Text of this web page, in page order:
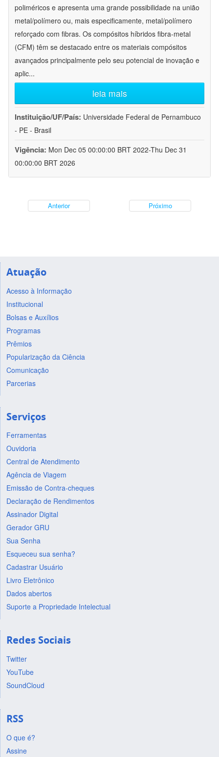
poliméricos e apresenta uma grande possibilidade na união
metal/polímero ou, mais especificamente, metal/polímero
reforçado com fibras. Os compósitos híbridos fibra-metal
(CFM) têm se destacado entre os materiais compósitos
avançados principalmente pelo seu potencial de inovação e
aplic...
leia mais
Instituição/UF/País: Universidade Federal de Pernambuco
- PE - Brasil
Vigência: Mon Dec 05 00:00:00 BRT 2022-Thu Dec 31
00:00:00 BRT 2026
Anterior Próximo
Atuação
Acesso à Informação
Institucional
Bolsas e Auxílios
Programas
Prêmios
Popularização da Ciência
Comunicação
Parcerias
Serviços
Ferramentas
Ouvidoria
Central de Atendimento
Agência de Viagem
Emissão de Contra-cheques
Declaração de Rendimentos
Assinador Digital
Gerador GRU
Sua Senha
Esqueceu sua senha?
Cadastrar Usuário
Livro Eletrônico
Dados abertos
Suporte a Propriedade Intelectual
Redes Sociais
Twitter
YouTube
SoundCloud
RSS
O que é?
Assine